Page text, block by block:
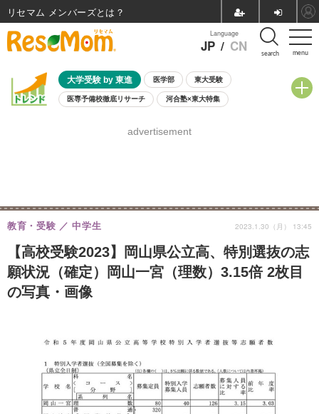
menu
Language
JP / CN search
大学受験 by 東進 医学部 東大受験
医専予備校徹底リサーチ 河合塾×東大特集
8月開催学校説明会・相談会
advertisement
【高校受験2023】岡山県公立高、特別選抜の志
願状況（確定）岡山一宮（理数）3.15倍 2枚目
の写真・画像
教育・受験 中学生 2023.1.30（月） 13:45
リセマム メンバーズ